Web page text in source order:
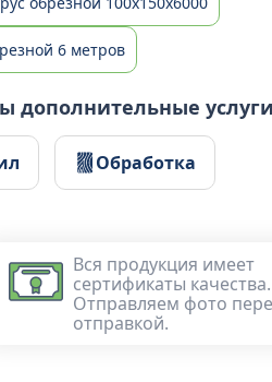
6 метров
дополнительные
Обработка
Вся продукция имеет
сертификаты качества.
Отправляем фото
отправкой.